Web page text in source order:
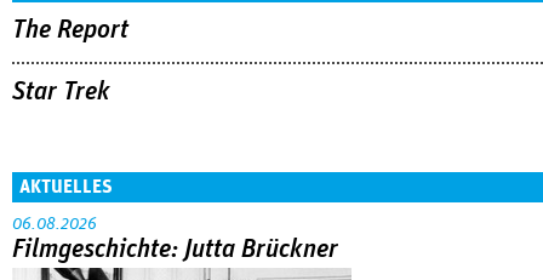
The Report
Star Trek
AKTUELLES
06.08.2026
Filmgeschichte: Jutta Brückner